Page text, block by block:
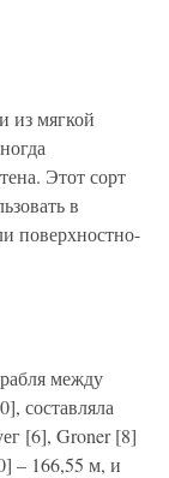
из мягкой
Этот сорт
в
поверхностно-
между
составляла
[6], Groner [8]
– 166,55 м, и